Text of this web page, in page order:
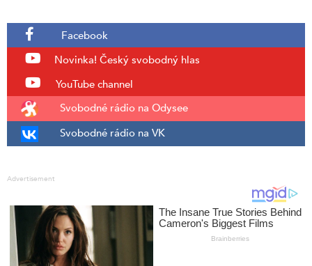
Facebook
Novinka! Český svobodný hlas
YouTube channel
Svobodné rádio na Odysee
Svobodné rádio na VK
Advertisement